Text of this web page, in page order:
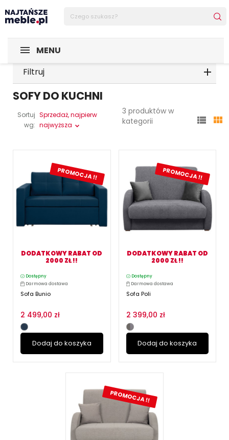
MENU
Filtruj
SOFY DO KUCHNI
Sortuj
wg:
Sprzedaż, najpierw
najwyższa
3 produktów w
kategorii
 
PROMOCJA !!
DODATKOWY RABAT OD
2000 ZŁ !!
Dostępny
Darmowa dostawa
Sofa Bunio
2 499,00 zł
Dodaj do koszyka
PROMOCJA !!
DODATKOWY RABAT OD
2000 ZŁ !!
Dostępny
Darmowa dostawa
Sofa Poli
2 399,00 zł
Dodaj do koszyka
PROMOCJA !!